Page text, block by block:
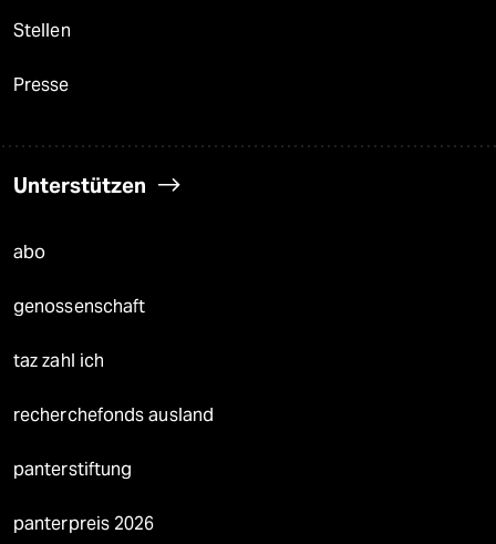
Stellen
Presse
Unterstützen
abo
genossenschaft
taz zahl ich
recherchefonds ausland
panterstiftung
panterpreis 2026